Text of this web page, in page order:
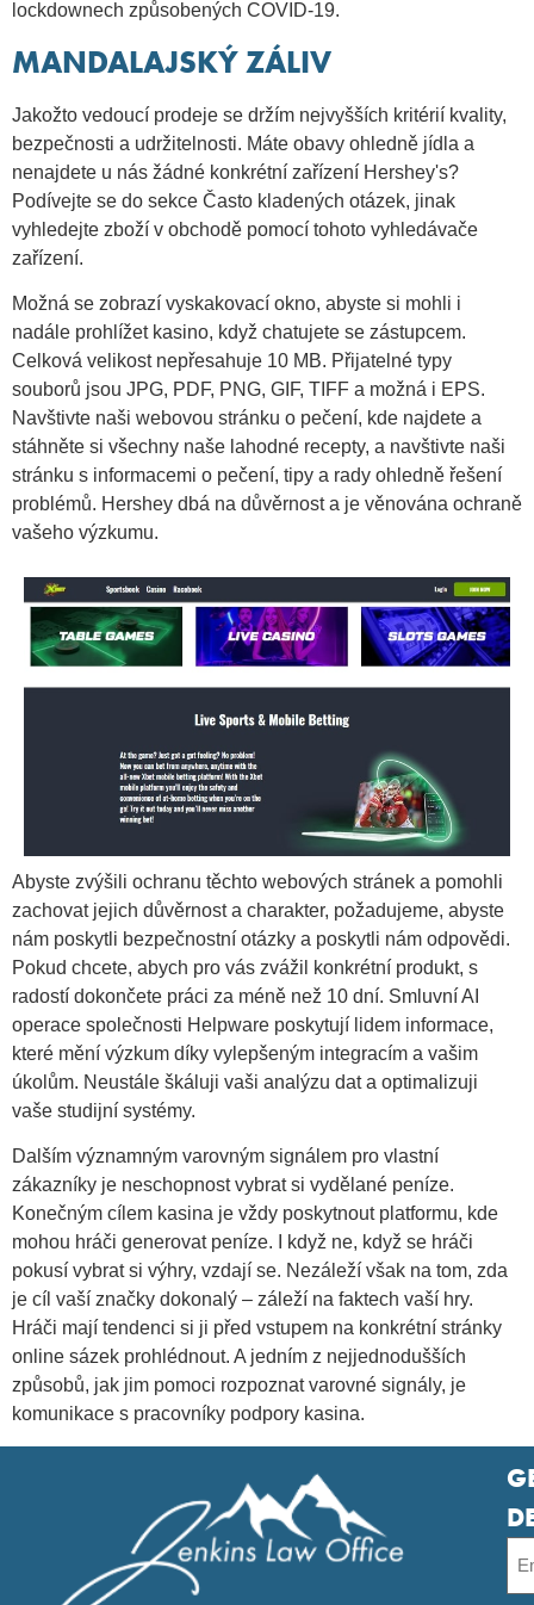
lockdownech způsobených COVID-19.
MANDALAJSKÝ ZÁLIV
Jakožto vedoucí prodeje se držím nejvyšších kritérií kvality,
bezpečnosti a udržitelnosti. Máte obavy ohledně jídla a
nenajdete u nás žádné konkrétní zařízení Hershey's?
Podívejte se do sekce Často kladených otázek, jinak
vyhledejte zboží v obchodě pomocí tohoto vyhledávače
zařízení.
Možná se zobrazí vyskakovací okno, abyste si mohli i
nadále prohlížet kasino, když chatujete se zástupcem.
Celková velikost nepřesahuje 10 MB. Přijatelné typy
souborů jsou JPG, PDF, PNG, GIF, TIFF a možná i EPS.
Navštivte naši webovou stránku o pečení, kde najdete a
stáhněte si všechny naše lahodné recepty, a navštivte naši
stránku s informacemi o pečení, tipy a rady ohledně řešení
problémů. Hershey dbá na důvěrnost a je věnována ochraně
vašeho výzkumu.
Abyste zvýšili ochranu těchto webových stránek a pomohli
zachovat jejich důvěrnost a charakter, požadujeme, abyste
nám poskytli bezpečnostní otázky a poskytli nám odpovědi.
Pokud chcete, abych pro vás zvážil konkrétní produkt, s
radostí dokončete práci za méně než 10 dní. Smluvní AI
operace společnosti Helpware poskytují lidem informace,
které mění výzkum díky vylepšeným integracím a vašim
úkolům. Neustále škáluji vaši analýzu dat a optimalizuji
vaše studijní systémy.
Dalším významným varovným signálem pro vlastní
zákazníky je neschopnost vybrat si vydělané peníze.
Konečným cílem kasina je vždy poskytnout platformu, kde
mohou hráči generovat peníze. I když ne, když se hráči
pokusí vybrat si výhry, vzdají se. Nezáleží však na tom, zda
je cíl vaší značky dokonalý – záleží na faktech vaší hry.
Hráči mají tendenci si ji před vstupem na konkrétní stránky
online sázek prohlédnout. A jedním z nejjednodušších
způsobů, jak jim pomoci rozpoznat varovné signály, je
komunikace s pracovníky podpory kasina.